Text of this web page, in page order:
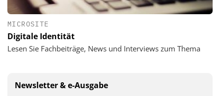
MICROSITE
Digitale Identität
Lesen Sie Fachbeiträge, News und Interviews zum Thema
Newsletter & e-Ausgabe